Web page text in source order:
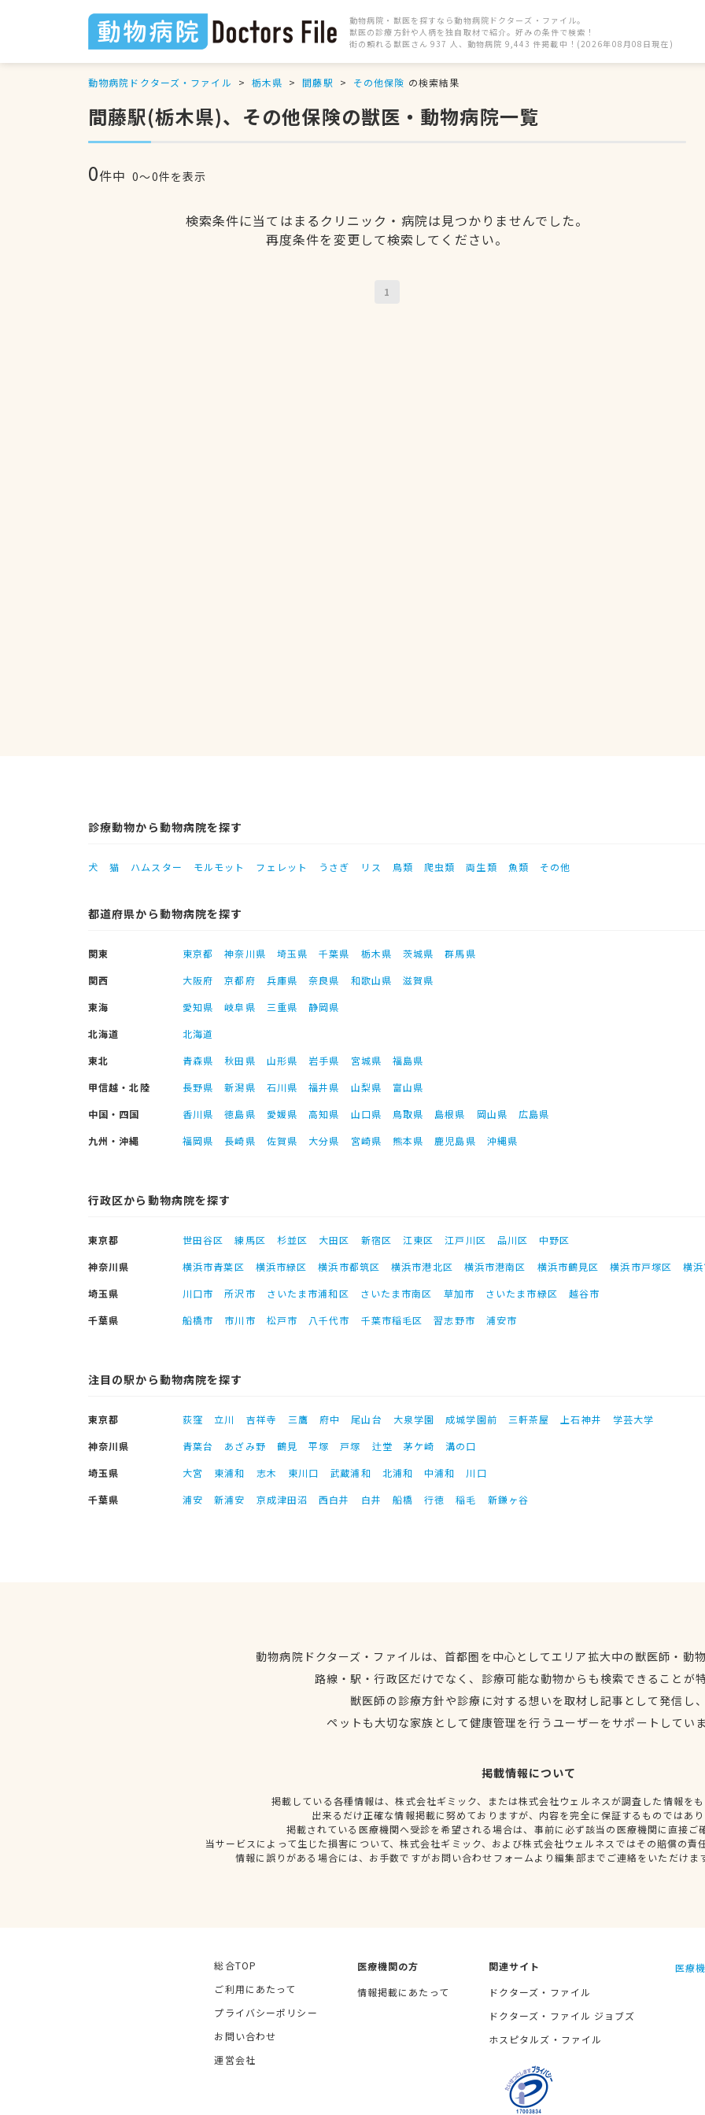
動物病院・獣医を探すなら動物病院ドクターズ・ファイル。
獣医の診療方針や人柄を独自取材で紹介。好みの条件で検索！
街の頼れる獣医さん 937 人、動物病院 9,443 件掲載中！(2026年08月08日現在)
動物病院ドクターズ・ファイル 栃木県 間藤駅 その他保険 の検索結果
間藤駅(栃木県)、その他保険の獣医・動物病院一覧
0件中 0〜0件を表示
検索条件に当てはまるクリニック・病院は見つかりませんでした。
再度条件を変更して検索してください。
1
診療動物から動物病院を探す
犬 猫 ハムスター モルモット フェレット うさぎ リス 鳥類 爬虫類 両生類 魚類 その他
都道府県から動物病院を探す
関東 東京都 神奈川県 埼玉県 千葉県 栃木県 茨城県
群馬県
関西
大阪府 京都府 兵庫県 奈良県 和歌山県
滋賀県
東海
愛知県 岐阜県 三重県
静岡県
北海道
北海道
東北
青森県 秋田県 山形県 岩手県 宮城県
福島県
甲信越・北陸
長野県 新潟県 石川県 福井県 山梨県
富山県
中国・四国
香川県 徳島県 愛媛県 高知県 山口県 鳥取県 島根県 岡山県
広島県
九州・沖縄
福岡県 長崎県 佐賀県 大分県 宮崎県 熊本県 鹿児島県 沖縄県
行政区から動物病院を探す
東京都 世田谷区 練馬区 杉並区 大田区 新宿区 江東区 江戸川区 品川区
中野区
神奈川県
横浜市青葉区 横浜市緑区 横浜市都筑区 横浜市港北区 横浜市港南区 横浜市鶴見区 横浜市戸塚区
横
埼玉県
川口市 所沢市 さいたま市浦和区 さいたま市南区 草加市 さいたま市緑区
越谷市
千葉県
船橋市 市川市 松戸市 八千代市 千葉市稲毛区 習志野市 浦安市
注目の駅から動物病院を探す
東京都 荻窪 立川 吉祥寺 三鷹 府中 尾山台 大泉学園 成城学園前 三軒茶屋 上石神井
学芸大学
神奈川県
青葉台 あざみ野 鶴見 平塚 戸塚 辻堂 茅ケ崎
溝の口
埼玉県
大宮 東浦和 志木 東川口 武蔵浦和 北浦和 中浦和
川口
千葉県
浦安 新浦安 京成津田沼 西白井 白井 船橋 行徳 稲毛 新鎌ヶ谷
動物病院ドクターズ・ファイルは、首都圏を中心としてエリア拡大中の獣医師・動
路線・駅・行政区だけでなく、診療可能な動物からも検索できることが
獣医師の診療方針や診療に対する想いを取材し記事として発信し
ペットも大切な家族として健康管理を行うユーザーをサポートしてい
掲載情報について
掲載している各種情報は、株式会社ギミック、または株式会社ウェルネスが調査した情報を
出来るだけ正確な情報掲載に努めておりますが、内容を完全に保証するものではあ
掲載されている医療機関へ受診を希望される場合は、事前に必ず該当の医療機関に直接ご
当サービスによって生じた損害について、株式会社ギミック、および株式会社ウェルネスではその賠償の責
情報に誤りがある場合には、お手数ですがお問い合わせフォームより編集部までご連絡をいただけま
総合TOP
ご利用にあたって
プライバシーポリシー
お問い合わせ
運営会社
医療機関の方
情報掲載にあたって
関連サイト
ドクターズ・ファイル
ドクターズ・ファイル ジョブズ
ホスピタルズ・ファイル
医療